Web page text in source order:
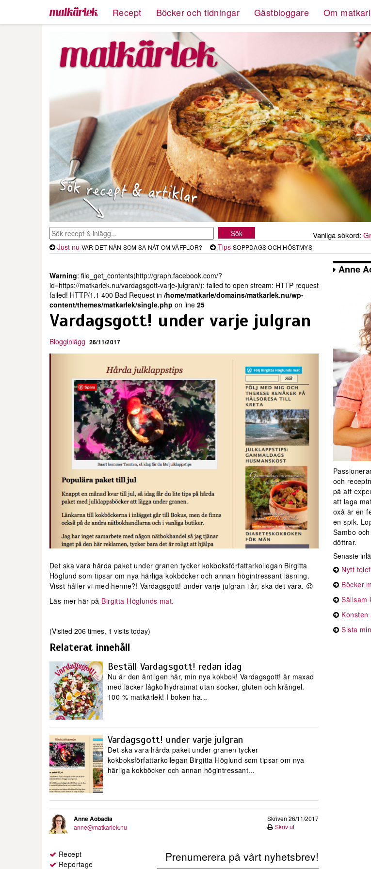
Recept Böcker och tidningar Gästbloggare Om
Vanliga sökord:
Just nu VAR DET NÅN SOM SA NÅT OM VÅFFLOR? Tips SOPPDAGS OCH HÖSTMYS
Warning: file_get_contents(http://graph.facebook.com/?
id=https://matkarlek.nu/vardagsgott-varje-julgran/): failed to open stream: HTTP request
failed! HTTP/1.1 400 Bad Request in /home/matkarle/domains/matkarlek.nu/wp-
content/themes/matkarlek/single.php on line 25
Vardagsgott! under varje julgran
Blogginlägg 26/11/2017
Det ska vara hårda paket under granen tycker kokboksförfattarkollegan Birgitta
Höglund som tipsar om nya härliga kokböcker och annan högintressant läsning.
Visst håller vi med henne?! Vardagsgott! under varje julgran i år, ska det vara. 😉
Läs mer här på Birgitta Höglunds mat.
(Visited 206 times, 1 visits today)
Relaterat innehåll
Beställ Vardagsgott! redan idag
Nu är den äntligen här, min nya kokbok! Vardagsgott! är maxad
med läcker lågkolhydratmat utan socker, gluten och krångel.
100 % matkärlek! I boken ha...
Vardagsgott! under varje julgran
Det ska vara hårda paket under granen tycker
kokboksförfattarkollegan Birgitta Höglund som tipsar om nya
härliga kokböcker och annan högintressant...
Anne Aobadia
anne@matkarlek.nu
Skriven 26/11/2017
Skriv ut
Recept
Reportage
Prenumerera på vårt nyhetsbrev!
Anne
och
på att
att laga
oxå är en
en spik.
Sambo
döttrar.
Senaste
Nytt
Böcker
Sällsam
Konsten
Sista